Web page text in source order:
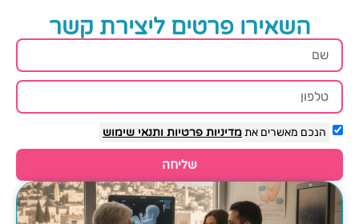
השאירו פרטים ליצירת קשר
הנכם מאשרים אתמדיניות פרטיות ותנאי שימוש
שליחה